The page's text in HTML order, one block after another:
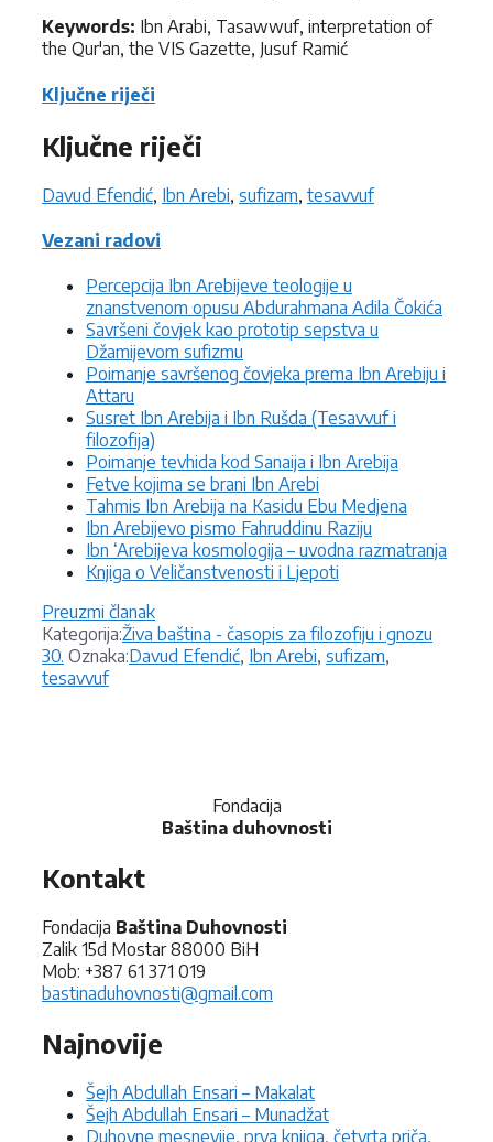
Keywords: Ibn Arabi, Tasawwuf, interpretation of
the Qur'an, the VIS Gazette, Jusuf Ramić
Ključne riječi
Ključne riječi
Davud Efendić, Ibn Arebi, sufizam, tesavvuf
Vezani radovi
Percepcija Ibn Arebijeve teologije u
znanstvenom opusu Abdurahmana Adila Čokića
Savršeni čovjek kao prototip sepstva u
Džamijevom sufizmu
Poimanje savršenog čovjeka prema Ibn Arebiju i
Attaru
Susret Ibn Arebija i Ibn Rušda (Tesavvuf i
filozofija)
Poimanje tevhida kod Sanaija i Ibn Arebija
Fetve kojima se brani Ibn Arebi
Tahmis Ibn Arebija na Kasidu Ebu Medjena
Ibn Arebijevo pismo Fahruddinu Raziju
Ibn ‘Arebijeva kosmologija – uvodna razmatranja
Knjiga o Veličanstvenosti i Ljepoti
Preuzmi članak
Kategorija:Kategorije
Živa baština - časopis za filozofiju i gnozu
30. Oznaka:Oznake
Davud Efendić, Ibn Arebi, sufizam,
tesavvuf
Fondacija
Baština duhovnosti
Kontakt
Fondacija Baština Duhovnosti
Zalik 15d Mostar 88000 BiH
Mob: +387 61 371 019
bastinaduhovnosti@gmail.com
Najnovije
Šejh Abdullah Ensari – Makalat
Šejh Abdullah Ensari – Munadžat
Duhovne mesnevije, prva knjiga, četvrta priča,